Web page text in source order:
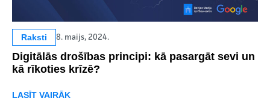
Raksti 8. maijs, 2024.
Digitālās drošības principi: kā pasargāt sevi un
kā rīkoties krīzē?
LASĪT VAIRĀK